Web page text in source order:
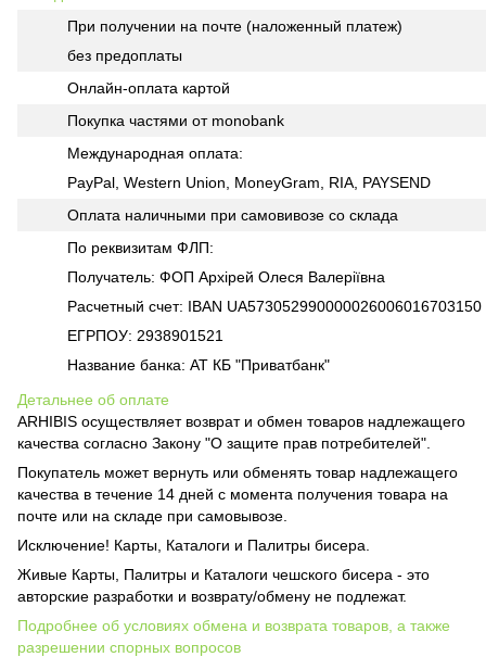
При получении на почте (наложенный платеж)
без предоплаты
Онлайн-оплата картой
Покупка частями от monobank
Международная оплата:
PayPal, Western Union, MoneyGram, RIA, PAYSEND
Оплата наличными при самовивозе со склада
По реквизитам ФЛП:
Получатель: ФОП Архірей Олеся Валеріївна
Расчетный счет: IBAN UA573052990000026006016703150
ЕГРПОУ: 2938901521
Название банка: АТ КБ "Приватбанк"
Детальнее об оплате
ARHIBIS осуществляет возврат и обмен товаров надлежащего
качества согласно Закону "О защите прав потребителей".
Покупатель может вернуть или обменять товар надлежащего
качества в течение 14 дней с момента получения товара на
почте или на складе при самовывозе.
Исключение! Карты, Каталоги и Палитры бисера.
Живые Карты, Палитры и Каталоги чешского бисера - это
авторские разработки и возврату/обмену не подлежат.
Подробнее об условиях обмена и возврата товаров, а также
разрешении спорных вопросов